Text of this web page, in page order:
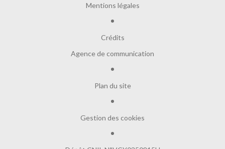
Mentions légales
Crédits
Agence de communication
Plan du site
Gestion des cookies